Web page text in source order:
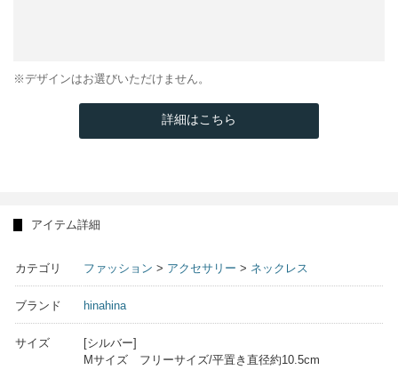
※デザインはお選びいただけません。
詳細はこちら
アイテム詳細
カテゴリ ファッション > アクセサリー > ネックレス
ブランド hinahina
サイズ
[シルバー]
Mサイズ フリーサイズ/平置き直径約10.5cm